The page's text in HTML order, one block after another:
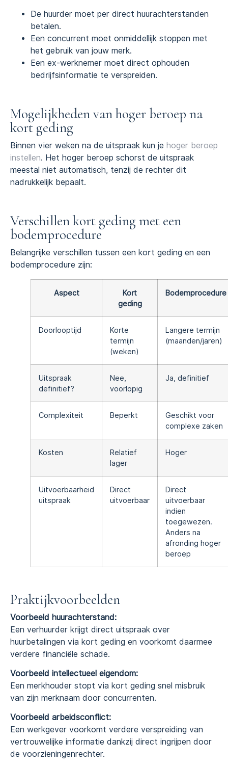
De huurder moet per direct huurachterstanden
betalen.
Een concurrent moet onmiddellijk stoppen met
het gebruik van jouw merk.
Een ex-werknemer moet direct ophouden
bedrijfsinformatie te verspreiden.
Mogelijkheden van hoger beroep na
kort geding
Binnen vier weken na de uitspraak kun je hoger beroep
instellen. Het hoger beroep schorst de uitspraak
meestal niet automatisch, tenzij de rechter dit
nadrukkelijk bepaalt.
Verschillen kort geding met een
bodemprocedure
Belangrijke verschillen tussen een kort geding en een
bodemprocedure zijn:
Aspect
Kort
geding
Bodemprocedure
Doorlooptijd
Korte
termijn
(weken)
Langere termijn
(maanden/jaren)
Uitspraak
definitief?
Nee,
voorlopig
Ja, definitief
Complexiteit Beperkt
Geschikt voor
complexe zaken
Kosten
Relatief
lager
Hoger
Uitvoerbaarheid
uitspraak
Direct
uitvoerbaar
Direct
uitvoerbaar
indien
toegewezen.
Anders na
afronding hoger
beroep
Praktijkvoorbeelden
Voorbeeld huurachterstand:
Een verhuurder krijgt direct uitspraak over
huurbetalingen via kort geding en voorkomt daarmee
verdere financiële schade.
Voorbeeld intellectueel eigendom:
Een merkhouder stopt via kort geding snel misbruik
van zijn merknaam door concurrenten.
Voorbeeld arbeidsconflict:
Een werkgever voorkomt verdere verspreiding van
vertrouwelijke informatie dankzij direct ingrijpen door
de voorzieningenrechter.